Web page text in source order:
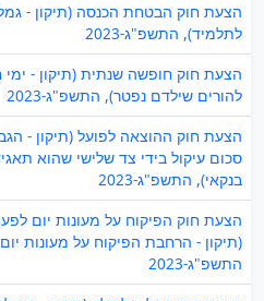
הצעת חוק הבטחת הכנסה (תיקון -
לתלמיד), התשפ"ג-2023
הצעת חוק חופשה שנתית (תיקון -
להורים שילדם נפטר), התשפ"ג-2023
הצעת חוק ההוצאה לפועל (תיקון -
סכום עיקול בידי צד שלישי שהוא
בנקאי), התשפ"ג-2023
הצעת חוק הפיקוח על מעונות יום
(תיקון - הרחבת הפיקוח על מעונות
התשפ"ג-2023